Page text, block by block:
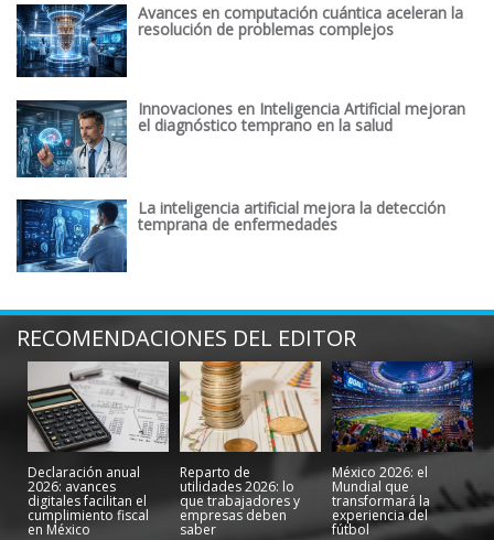
Avances en computación cuántica aceleran la
resolución de problemas complejos
Innovaciones en Inteligencia Artificial mejoran
el diagnóstico temprano en la salud
La inteligencia artificial mejora la detección
temprana de enfermedades
RECOMENDACIONES DEL EDITOR
Declaración anual
2026: avances
digitales facilitan el
cumplimiento fiscal
en México
Reparto de
utilidades 2026: lo
que trabajadores y
empresas deben
saber
México 2026: el
Mundial que
transformará la
experiencia del
fútbol